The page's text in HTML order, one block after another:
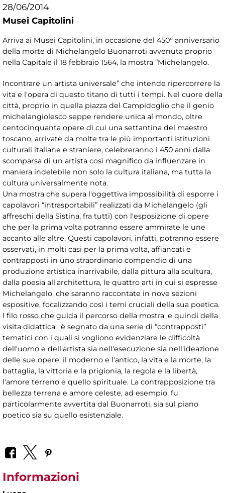
28/06/2014
Musei Capitolini
Arriva ai Musei Capitolini, in occasione del 450° anniversario
della morte di Michelangelo Buonarroti avvenuta proprio
nella Capitale il 18 febbraio 1564, la mostra “Michelangelo.
Incontrare un artista universale” che intende ripercorrere la
vita e l'opera di questo titano di tutti i tempi. Nel cuore della
città, proprio in quella piazza del Campidoglio che il genio
michelangiolesco seppe rendere unica al mondo, oltre
centocinquanta opere di cui una settantina del maestro
toscano, arrivate da molte tra le più importanti istituzioni
culturali italiane e straniere, celebreranno i 450 anni dalla
scomparsa di un artista così magnifico da influenzare in
maniera indelebile non solo la cultura italiana, ma tutta la
cultura universalmente nota.
Una mostra che supera l'oggettiva impossibilità di esporre i
capolavori “intrasportabili” realizzati da Michelangelo (gli
affreschi della Sistina, fra tutti) con l'esposizione di opere
che per la prima volta potranno essere ammirate le une
accanto alle altre. Questi capolavori, infatti, potranno essere
osservati, in molti casi per la prima volta, affiancati e
contrapposti in uno straordinario compendio di una
produzione artistica inarrivabile, dalla pittura alla scultura,
dalla poesia all'architettura, le quattro arti in cui si espresse
Michelangelo, che saranno raccontate in nove sezioni
espositive, focalizzando così i temi cruciali della sua poetica.
l filo rosso che guida il percorso della mostra, e quindi della
visita didattica, è segnato da una serie di “contrapposti”
tematici con i quali si vogliono evidenziare le difficoltà
dell'uomo e dell'artista sia nell'esecuzione sia nell'ideazione
delle sue opere: il moderno e l'antico, la vita e la morte, la
battaglia, la vittoria e la prigionia, la regola e la libertà,
l'amore terreno e quello spirituale. La contrapposizione tra
bellezza terrena e amore celeste, ad esempio, fu
particolarmente avvertita dal Buonarroti, sia sul piano
poetico sia su quello esistenziale.
Informazioni